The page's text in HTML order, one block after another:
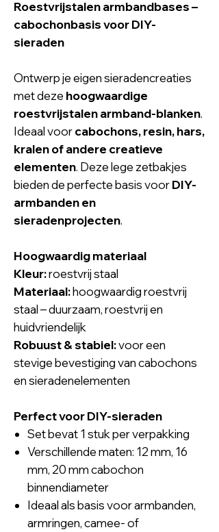
Roestvrijstalen armbandbases –
cabochonbasis voor DIY-
sieraden
Ontwerp je eigen sieradencreaties
met deze hoogwaardige
roestvrijstalen armband-blanken.
Ideaal voorcabochons, resin, hars,
kralen of andere creatieve
elementen. Deze lege zetbakjes
bieden de perfecte basis voorDIY-
armbanden en
sieradenprojecten.
Hoogwaardig materiaal
Kleur:roestvrij staal
Materiaal:hoogwaardig roestvrij
staal – duurzaam, roestvrij en
huidvriendelijk
Robuust & stabiel:voor een
stevige bevestiging van cabochons
en sieradenelementen
Perfect voor DIY-sieraden
Set bevat 1 stuk per verpakking
Verschillende maten: 12 mm, 16
mm, 20 mm cabochon
binnendiameter
Ideaal als basis voor armbanden,
armringen, camee- of